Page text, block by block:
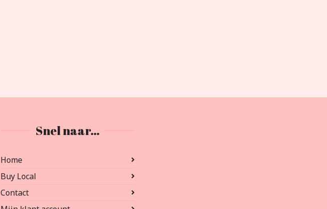
Snel naar…
Home
Buy Local
Contact